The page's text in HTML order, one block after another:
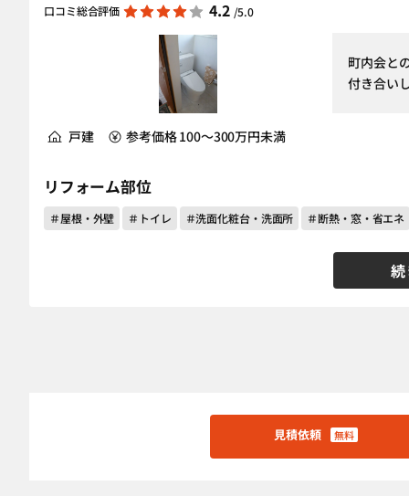
口コミ総合評価 4.2 /5.0
町内会と
付き合い
戸建 参考価格 100～300万円未満
リフォーム部位
＃屋根・外壁 ＃トイレ ＃洗面化粧台・洗面所 ＃断熱・窓・省エネ
見積依頼 無料